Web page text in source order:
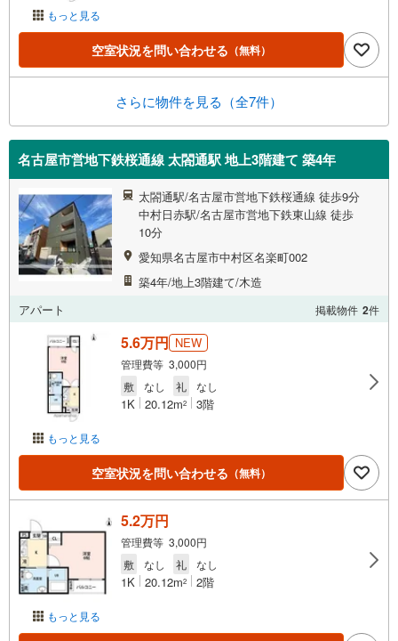
もっと見る
空室状況を問い合わせる （無料）
さらに物件を見る（全7件）
名古屋市営地下鉄桜通線 太閤通駅 地上3階建て 築4年
太閤通駅/名古屋市営地下鉄桜通線 徒歩9分
中村日赤駅/名古屋市営地下鉄東山線 徒歩
10分
愛知県名古屋市中村区名楽町002
築4年/地上3階建て/木造
アパート
掲載物件 2件
もっと見る
5.6万円 NEW
管理費等 3,000円
敷
なし 礼 なし
1K 20.12m2 3階
空室状況を問い合わせる （無料）
もっと見る
5.2万円
管理費等 3,000円
敷
なし 礼 なし
1K 20.12m2 2階